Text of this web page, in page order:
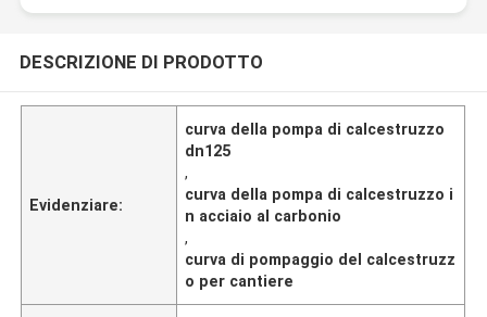
DESCRIZIONE DI PRODOTTO
Evidenziare:
curva della pompa di calcestruzzo
dn125
,
curva della pompa di calcestruzzo i
n acciaio al carbonio
,
curva di pompaggio del calcestruzz
o per cantiere